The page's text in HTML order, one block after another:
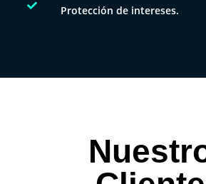
 Protección de intereses.